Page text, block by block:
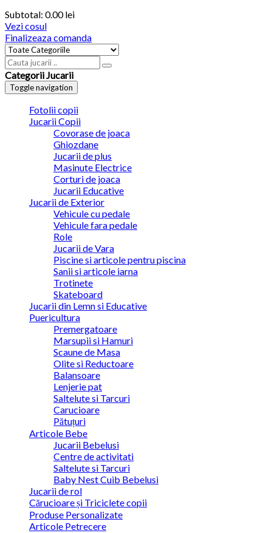
Subtotal: 0.00lei
Vezi cosul
Finalizeaza comanda
Categorii Jucarii
Toggle navigation
Fotolii copii
Jucarii Copii
Covorase de joaca
Ghiozdane
Jucarii de plus
Masinute Electrice
Corturi de joaca
Jucarii Educative
Jucarii de Exterior
Vehicule cu pedale
Vehicule fara pedale
Role
Jucarii de Vara
Piscine si articole pentru piscina
Sanii si articole iarna
Trotinete
Skateboard
Jucarii din Lemn si Educative
Puericultura
Premergatoare
Marsupii si Hamuri
Scaune de Masa
Olite si Reductoare
Balansoare
Lenjerie pat
Saltelute si Tarcuri
Carucioare
Pătuțuri
Articole Bebe
Jucarii Bebelusi
Centre de activitati
Saltelute si Tarcuri
Baby Nest Cuib Bebelusi
Jucarii de rol
Cărucioare și Triciclete copii
Produse Personalizate
Articole Petrecere